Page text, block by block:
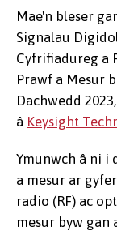
Mae'n bleser
Signalau
Cyfrifiadureg a
Prawf a Mesur
Dachwedd
â Keysight
Ymunwch â ni i
a mesur ar
radio (RF) ac
mesur byw gan